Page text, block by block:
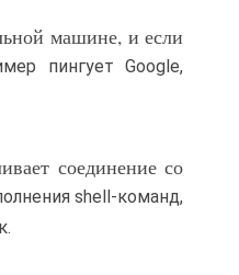
машине, и если
пингует Google,
соединение со
shell-команд,